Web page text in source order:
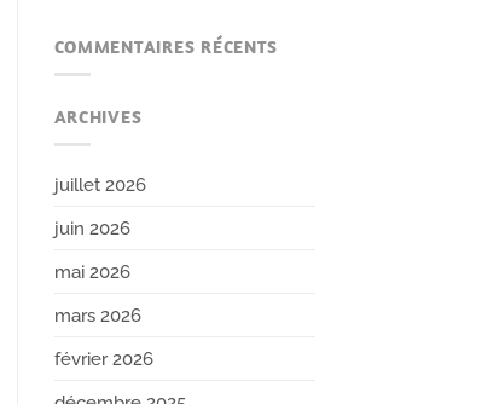
COMMENTAIRES RÉCENTS
ARCHIVES
juillet 2026
juin 2026
mai 2026
mars 2026
février 2026